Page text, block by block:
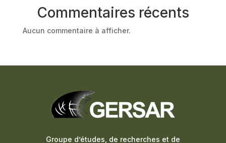
Commentaires récents
Aucun commentaire à afficher.
Groupe d’études, de recherches et de